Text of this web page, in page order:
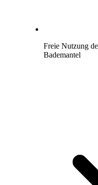
Freie Nutzung
Bademantel